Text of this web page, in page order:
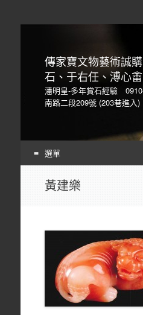
傳家寶文物藝術誠
石、于右任、溥心畬
潘明皇-多年賞石經驗
南路二段209號 (203巷進入)
選單
黃建樂